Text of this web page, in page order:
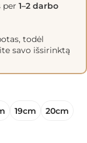
per 1–2 darbo
todėl
savo išsirinktą
19cm 20cm